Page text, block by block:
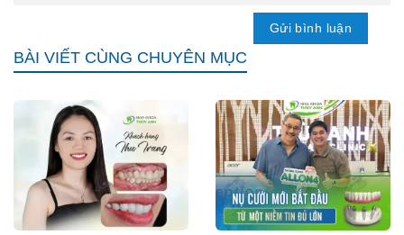
BÀI VIẾT CÙNG CHUYÊN MỤC